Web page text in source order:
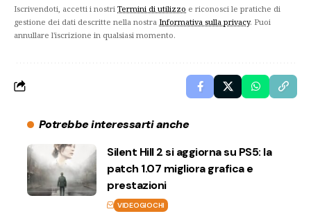
Iscrivendoti, accetti i nostri Termini di utilizzo e riconosci le pratiche di
gestione dei dati descritte nella nostra Informativa sulla privacy. Puoi
annullare l'iscrizione in qualsiasi momento.
Potrebbe interessarti anche
Silent Hill 2 si aggiorna su PS5: la
patch 1.07 migliora grafica e
prestazioni
VIDEOGIOCHI